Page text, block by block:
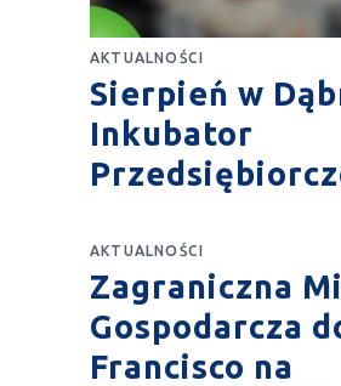
AKTUALNOŚCI
Sierpień w
Inkubator
AKTUALNOŚCI
Zagraniczna
Gospodarcza
Francisco na